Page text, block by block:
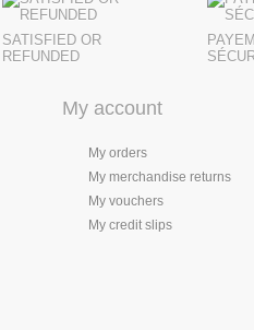
SATISFIED OR
REFUNDED
My account
My orders
My merchandise returns
My vouchers
My credit slips